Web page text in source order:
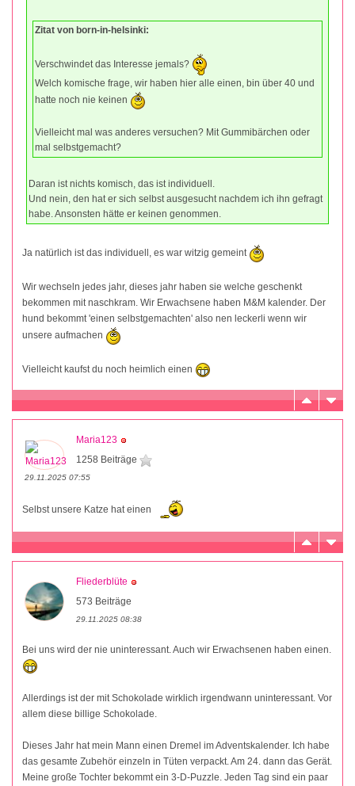
Zitat von born-in-helsinki:
Verschwindet das Interesse jemals?
Welch komische frage, wir haben hier alle einen, bin über 40 und
hatte noch nie keinen
Vielleicht mal was anderes versuchen? Mit Gummibärchen oder
mal selbstgemacht?
Daran ist nichts komisch, das ist individuell.
Und nein, den hat er sich selbst ausgesucht nachdem ich ihn gefragt
habe. Ansonsten hätte er keinen genommen.
Ja natürlich ist das individuell, es war witzig gemeint
Wir wechseln jedes jahr, dieses jahr haben sie welche geschenkt
bekommen mit naschkram. Wir Erwachsene haben M&M kalender. Der
hund bekommt 'einen selbstgemachten' also nen leckerli wenn wir
unsere aufmachen
Vielleicht kaufst du noch heimlich einen
Maria123
1258 Beiträge
29.11.2025 07:55
Selbst unsere Katze hat einen
Fliederblüte
573 Beiträge
29.11.2025 08:38
Bei uns wird der nie uninteressant. Auch wir Erwachsenen haben einen.
Allerdings ist der mit Schokolade wirklich irgendwann uninteressant. Vor
allem diese billige Schokolade.
Dieses Jahr hat mein Mann einen Dremel im Adventskalender. Ich habe
das gesamte Zubehör einzeln in Tüten verpackt. Am 24. dann das Gerät.
Meine große Tochter bekommt ein 3-D-Puzzle. Jeden Tag sind ein paar